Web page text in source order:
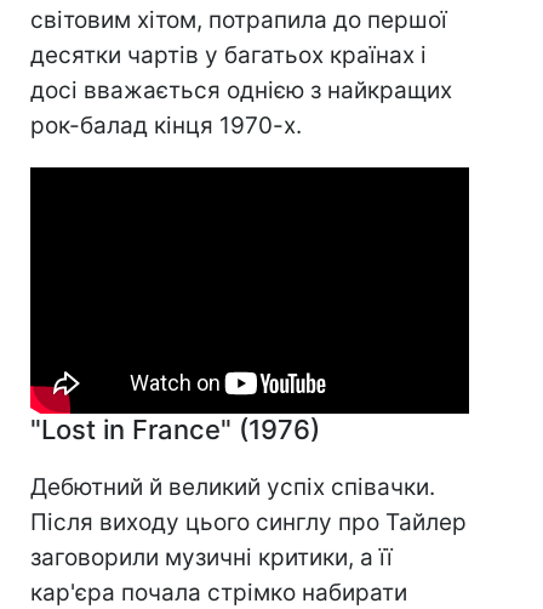
світовим хітом, потрапила до першої
десятки чартів у багатьох країнах і
досі вважається однією з найкращих
рок-балад кінця 1970-х.
"Lost in France" (1976)
Дебютний й великий успіх співачки.
Після виходу цього синглу про Тайлер
заговорили музичні критики, а її
кар'єра почала стрімко набирати